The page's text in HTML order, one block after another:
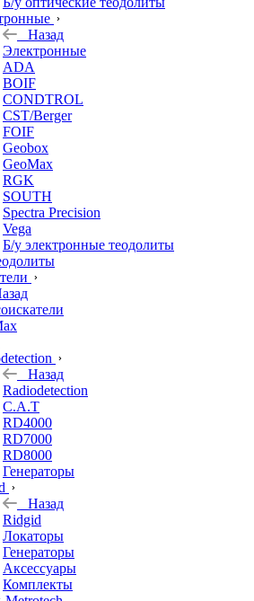
Назад
Электронные
ADA
BOIF
CONDTROL
CST/Berger
FOIF
Geobox
GeoMax
RGK
SOUTH
Spectra Precision
Vega
Б/у электронные теодолиты
Назад
Radiodetection
C.A.T
RD4000
RD7000
RD8000
Генераторы
Назад
Ridgid
Локаторы
Генераторы
Аксессуары
Комплекты